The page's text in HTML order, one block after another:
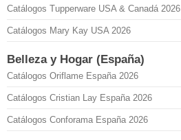
Catálogos Tupperware USA & Canadá 2026
Catálogos Mary Kay USA 2026
Belleza y Hogar (España)
Catálogos Oriflame España 2026
Catálogos Cristian Lay España 2026
Catálogos Conforama España 2026